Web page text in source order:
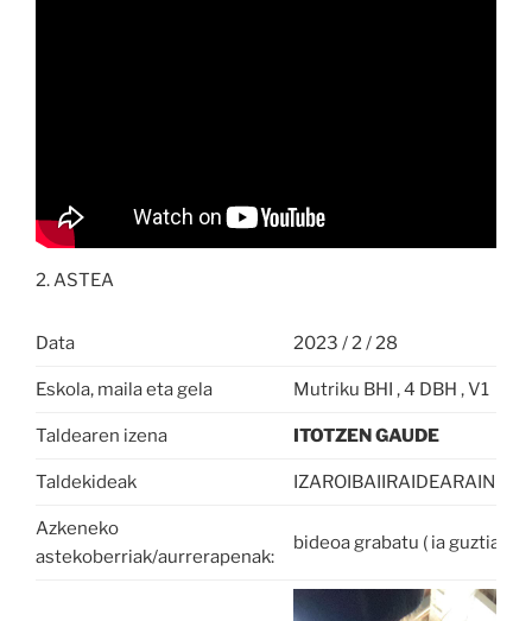
2. ASTEA
Data 2023 / 2 / 28
Eskola, maila eta gela Mutriku BHI , 4 DBH , V1
Taldearen izena ITOTZEN GAUDE
Taldekideak IZAROIBAIIRAIDEARAINORA
Azkeneko
astekoberriak/aurrerapenak:
bideoa grabatu ( ia guztia )